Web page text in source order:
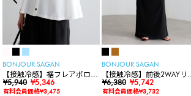
BONJOUR SAGAN
【接触冷感】裾フレアポロシ
ャツ
¥5,940 ¥5,346
有料会員価格¥3,475
BONJOUR SAGAN
【接触冷感】前後2WAYリブ
カットワンピース
¥6,380 ¥5,742
有料会員価格¥3,732